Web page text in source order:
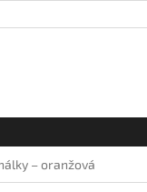
– oranžová